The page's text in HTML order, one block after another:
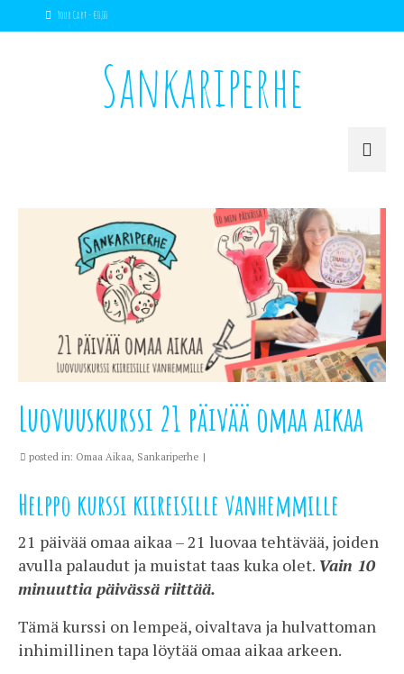
Your Cart-€0,00
Sankariperhe
Luovuuskurssi 21 päivää omaa aikaa
posted in: Omaa Aikaa, Sankariperhe |
Helppo kurssi kiireisille vanhemmille
21 päivää omaa aikaa – 21 luovaa tehtävää, joiden
avulla palaudut ja muistat taas kuka olet. Vain 10
minuuttia päivässä riittää.
Tämä kurssi on lempeä, oivaltava ja hulvattoman
inhimillinen tapa löytää omaa aikaa arkeen.